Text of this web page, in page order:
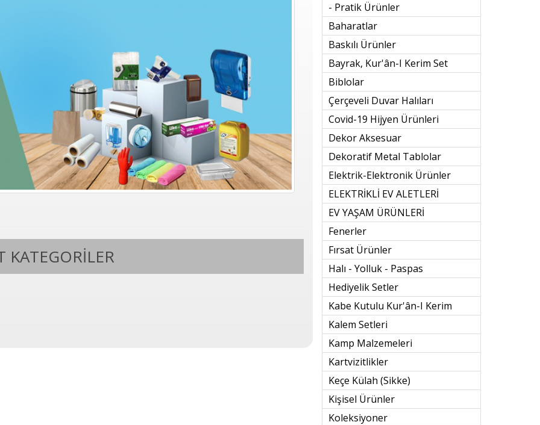
KATEGORILER
- Pratik Ürünler
Baharatlar
Baskılı Ürünler
Bayrak, Kur'ân-I Kerim Set
Biblolar
Çerçeveli Duvar Halıları
Covid-19 Hijyen Ürünleri
Dekor Aksesuar
Dekoratif Metal Tablolar
Elektrik-Elektronik Ürünler
ELEKTRİKLİ EV ALETLERİ
EV YAŞAM ÜRÜNLERİ
Fenerler
Fırsat Ürünler
Halı - Yolluk - Paspas
Hediyelik Setler
Kabe Kutulu Kur'ân-I Kerim
Kalem Setleri
Kamp Malzemeleri
Kartvizitlikler
Keçe Külah (sikke)
Kişisel Ürünler
Koleksiyoner